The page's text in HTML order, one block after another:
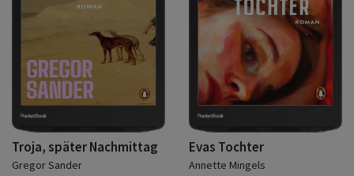
Troja, später Nachmittag
Gregor Sander
Evas Tochter
Annette Mingels